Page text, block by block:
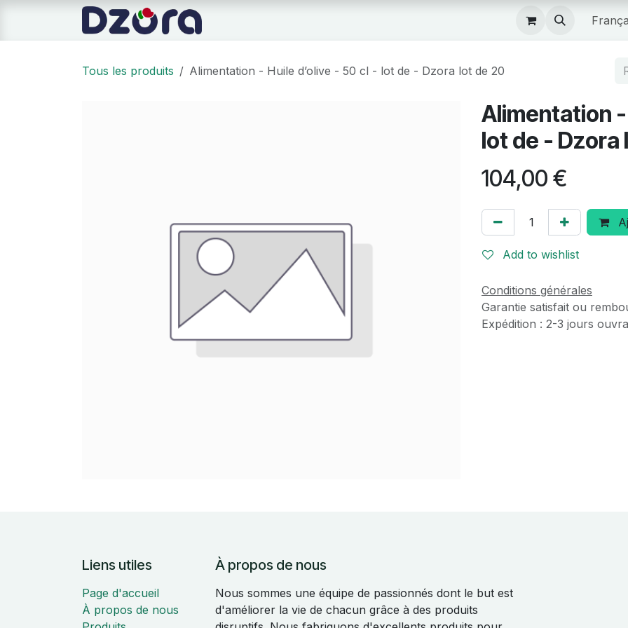
Se rendre au contenu
Tous les produits Alimentation - Huile d’olive - 50 cl - lot de - Dzora lot de 20
Alimentation -
lot de - Dzora
104,00 €
Add to wishlist
Conditions générales
Garantie satisfait ou
Expédition : 2-3 jours
Liens utiles
Page d'accueil
À propos de nous
À propos de nous
Nous sommes une équipe de passionnés dont le but est
d'améliorer la vie de chacun grâce à des produits